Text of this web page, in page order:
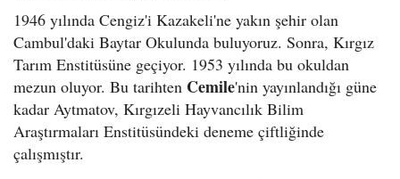
1946 yılında Cengiz'i Kazakeli'ne yakın şehir olan
Cambul'daki Baytar Okulunda buluyoruz. Sonra, Kırgız
Tarım Enstitüsüne geçiyor. 1953 yılında bu okuldan
mezun oluyor. Bu tarihten Cemile'nin yayınlandığı güne
kadar Aytmatov, Kırgızeli Hayvancılık Bilim
Araştırmaları Enstitüsündeki deneme çiftliğinde
çalışmıştır.